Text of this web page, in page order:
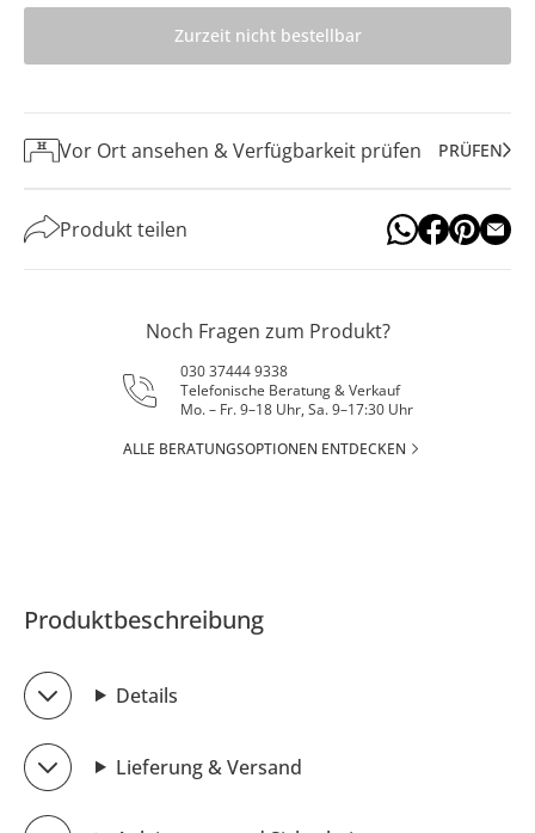
Zurzeit nicht bestellbar
Vor Ort ansehen & Verfügbarkeit prüfen PRÜFEN
Produkt teilen
Noch Fragen zum Produkt?
030 37444 9338
Telefonische Beratung & Verkauf
Mo. – Fr. 9–18 Uhr, Sa. 9–17:30 Uhr
ALLE BERATUNGSOPTIONEN ENTDECKEN
Produktbeschreibung
Details
Lieferung & Versand